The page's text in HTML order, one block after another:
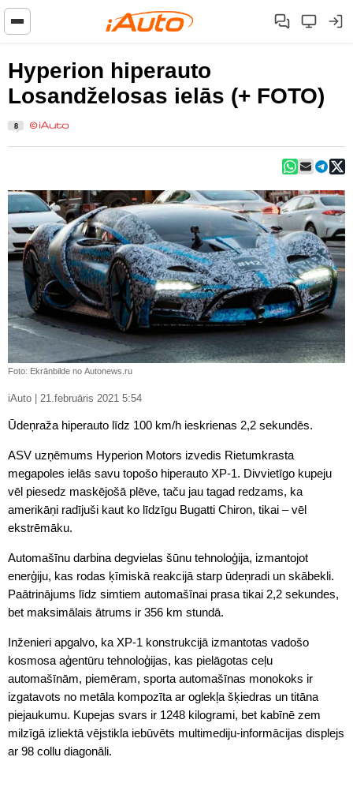
Hyperion hiperauto
Losandželosas ielās (+ FOTO)
8
Foto: Ekrānbilde no Autonews.ru
iAuto | 21.februāris 2021 5:54
Ūdeņraža hiperauto līdz 100 km/h ieskrienas 2,2 sekundēs.
ASV uzņēmums Hyperion Motors izvedis Rietumkrasta
megapoles ielās savu topošo hiperauto XP-1. Divvietīgo kupeju
vēl piesedz maskējošā plēve, taču jau tagad redzams, ka
amerikāņi radījuši kaut ko līdzīgu Bugatti Chiron, tikai – vēl
ekstrēmāku.
Automašīnu darbina degvielas šūnu tehnoloģija, izmantojot
enerģiju, kas rodas ķīmiskā reakcijā starp ūdeņradi un skābekli.
Paātrinājums līdz simtiem automašīnai prasa tikai 2,2 sekundes,
bet maksimālais ātrums ir 356 km stundā.
Inženieri apgalvo, ka XP-1 konstrukcijā izmantotas vadošo
kosmosa aģentūru tehnoloģijas, kas pielāgotas ceļu
automašīnām, piemēram, sporta automašīnas monokoks ir
izgatavots no metāla kompozīta ar oglekļa šķiedras un titāna
piejaukumu. Kupejas svars ir 1248 kilogrami, bet kabīnē zem
milzīgā izliektā vējstikla iebūvēts multimediju-informācijas displejs
ar 98 collu diagonāli.